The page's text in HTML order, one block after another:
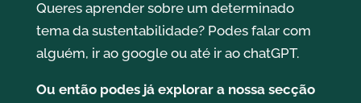
Queres aprender sobre um determinado
tema da sustentabilidade? Podes falar com
alguém, ir ao google ou até ir ao chatGPT.
Ou então podes já explorar a nossa secção